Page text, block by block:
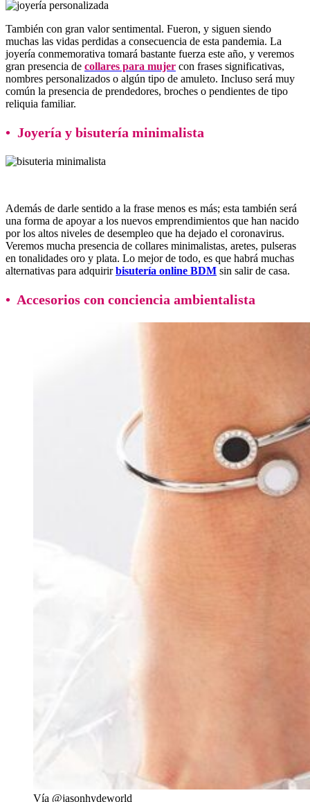
También con gran valor sentimental. Fueron, y siguen siendo
muchas las vidas perdidas a consecuencia de esta pandemia. La
joyería conmemorativa tomará bastante fuerza este año, y veremos
gran presencia de collares para mujer con frases significativas,
nombres personalizados o algún tipo de amuleto. Incluso será muy
común la presencia de prendedores, broches o pendientes de tipo
reliquia familiar.
• Joyería y bisutería minimalista
Además de darle sentido a la frase menos es más; esta también será
una forma de apoyar a los nuevos emprendimientos que han nacido
por los altos niveles de desempleo que ha dejado el coronavirus.
Veremos mucha presencia de collares minimalistas, aretes, pulseras
en tonalidades oro y plata. Lo mejor de todo, es que habrá muchas
alternativas para adquirirbisutería online BDM sin salir de casa.
• Accesorios con conciencia ambientalista
Vía @jasonhydeworld